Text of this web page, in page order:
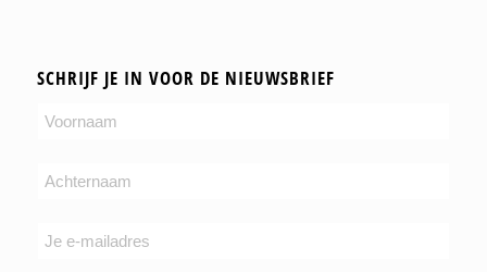
SCHRIJF JE IN VOOR DE NIEUWSBRIEF